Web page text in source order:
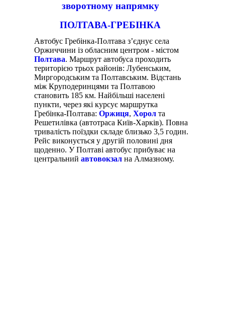
зворотному напрямку
ПОЛТАВА-ГРЕБІНКА
Автобус Гребінка-Полтава з’єднує села
Оржиччини із обласним центром - містом
Полтава. Маршрут автобуса проходить
територією трьох районів: Лубенським,
Миргородським та Полтавським. Відстань
між Круподеринцями та Полтавою
становить 185 км. Найбільші населені
пункти, через які курсує маршрутка
Гребінка-Полтава:Оржиця,Хорол та
Решетилівка (автотраса Київ-Харків). Повна
тривалість поїздки складе близько 3,5 годин.
Рейс виконується у другій половині дня
щоденно. У Полтаві автобус прибуває на
центральнийавтовокзал на Алмазному.